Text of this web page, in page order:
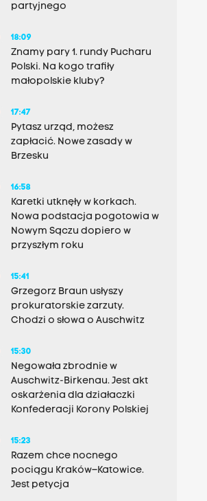
partyjnego
18:09
Znamy pary 1. rundy Pucharu
Polski. Na kogo trafiły
małopolskie kluby?
17:47
Pytasz urząd, możesz
zapłacić. Nowe zasady w
Brzesku
16:58
Karetki utknęły w korkach.
Nowa podstacja pogotowia w
Nowym Sączu dopiero w
przyszłym roku
15:41
Grzegorz Braun usłyszy
prokuratorskie zarzuty.
Chodzi o słowa o Auschwitz
15:30
Negowała zbrodnie w
Auschwitz-Birkenau. Jest akt
oskarżenia dla działaczki
Konfederacji Korony Polskiej
15:23
Razem chce nocnego
pociągu Kraków–Katowice.
Jest petycja